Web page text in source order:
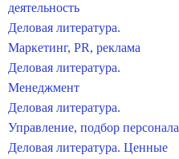
деятельность
Деловая литература.
Маркетинг, PR, реклама
Деловая литература.
Менеджмент
Деловая литература.
Управление, подбор персонала
Деловая литература. Ценные